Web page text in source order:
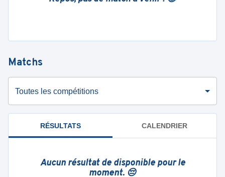
Matchs
Toutes les compétitions
RÉSULTATS CALENDRIER
Aucun résultat de disponible pour le
moment. 😔